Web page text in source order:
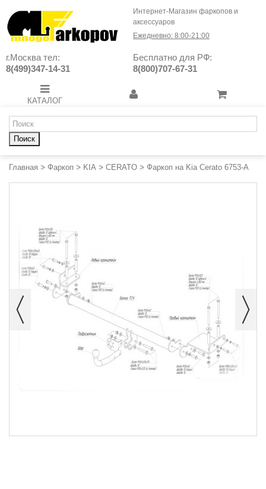
Интернет-Магазин фаркопов и
аксессуаров
Ежедневно: 8:00-21:00
г.Москва тел:
8(499)347-14-31
Бесплатно для РФ:
8(800)707-67-31
КАТАЛОГ
Поиск
Главная > Фаркоп > KIA > CERATO > Фаркоп на Kia Cerato 6753-A